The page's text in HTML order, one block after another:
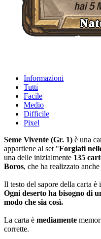
Informazioni
Tutti
Facile
Medio
Difficile
Pixel
Seme Vivente (Gr. 1) è una
appartiene al set "Forgiati
una delle inizialmente 135
Boros, che ha realizzato
Il testo del sapore della carta è
Ogni deserto ha bisogno di
modo che sia così.
La carta è mediamente
corrette.